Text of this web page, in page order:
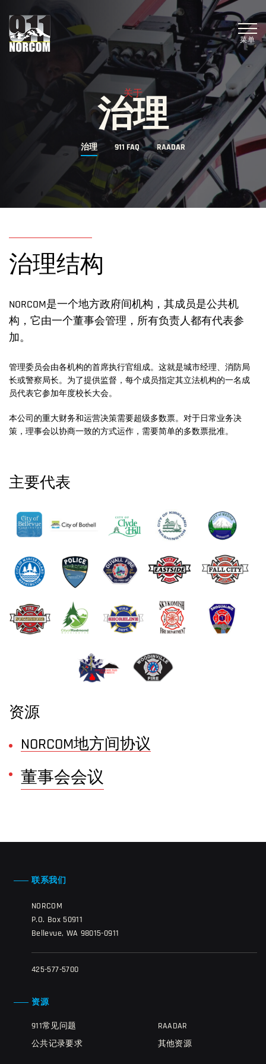
菜单
关于
治理
治理 911 FAQ RAADAR
治理结构
NORCOM是一个地方政府间机构，其成员是公共机
构，它由一个董事会管理，所有负责人都有代表参
加。
管理委员会由各机构的首席执行官组成。这就是城市经理、消防局
长或警察局长。为了提供监督，每个成员指定其立法机构的一名成
员代表它参加年度校长大会。
本公司的重大财务和运营决策需要超级多数票。对于日常业务决
策，理事会以协商一致的方式运作，需要简单的多数票批准。
主要代表
资源
NORCOM地方间协议
董事会会议
联系我们
NORCOM
P.O. Box 50911
Bellevue, WA 98015-0911
425-577-5700
资源
911常见问题
公共记录要求
RAADAR
其他资源